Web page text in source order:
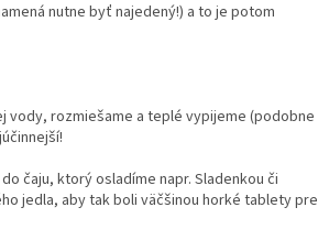
nutne byť najedený!) a to je potom
vody, rozmiešame a teplé vypijeme (podobne
čaju, ktorý osladíme napr. Sladenkou či
jedla, aby tak boli väčšinou horké tablety pre